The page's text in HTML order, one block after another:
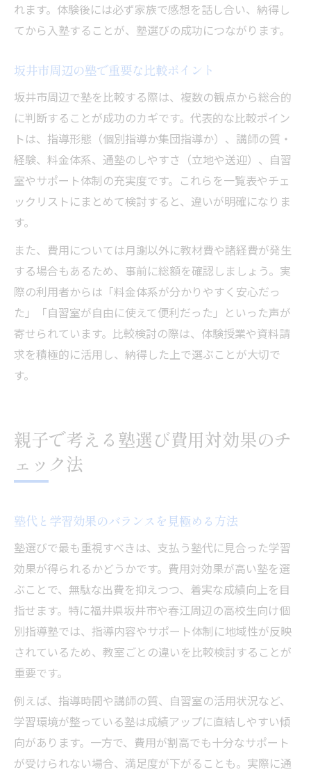
れます。体験後には必ず家族で感想を話し合い、納得し
てから入塾することが、塾選びの成功につながります。
坂井市周辺の塾で重要な比較ポイント
坂井市周辺で塾を比較する際は、複数の観点から総合的
に判断することが成功のカギです。代表的な比較ポイン
トは、指導形態（個別指導か集団指導か）、講師の質・
経験、料金体系、通塾のしやすさ（立地や送迎）、自習
室やサポート体制の充実度です。これらを一覧表やチェ
ックリストにまとめて検討すると、違いが明確になりま
す。
また、費用については月謝以外に教材費や諸経費が発生
する場合もあるため、事前に総額を確認しましょう。実
際の利用者からは「料金体系が分かりやすく安心だっ
た」「自習室が自由に使えて便利だった」といった声が
寄せられています。比較検討の際は、体験授業や資料請
求を積極的に活用し、納得した上で選ぶことが大切で
す。
親子で考える塾選び費用対効果のチ
ェック法
塾代と学習効果のバランスを見極める方法
塾選びで最も重視すべきは、支払う塾代に見合った学習
効果が得られるかどうかです。費用対効果が高い塾を選
ぶことで、無駄な出費を抑えつつ、着実な成績向上を目
指せます。特に福井県坂井市や春江周辺の高校生向け個
別指導塾では、指導内容やサポート体制に地域性が反映
されているため、教室ごとの違いを比較検討することが
重要です。
例えば、指導時間や講師の質、自習室の活用状況など、
学習環境が整っている塾は成績アップに直結しやすい傾
向があります。一方で、費用が割高でも十分なサポート
が受けられない場合、満足度が下がることも。実際に通